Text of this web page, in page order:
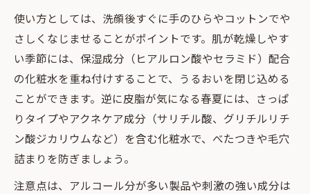
使い方としては、洗顔後すぐに手のひらやコットンでや
さしくなじませることがポイントです。肌が乾燥しやす
い季節には、保湿成分（ヒアルロン酸やセラミド）配合
の化粧水を重ね付けすることで、うるおいを閉じ込める
ことができます。逆に皮脂が気になる春夏には、さっぱ
りタイプやアクネケア成分（サリチル酸、グリチルリチ
ン酸ジカリウムなど）を含む化粧水で、べたつきや毛穴
詰まりを防ぎましょう。
注意点は、アルコール分が多い製品や刺激の強い成分は